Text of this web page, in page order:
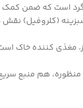
است که ضمن کمک
(کلروفیل) نقش
مغذی کننده خاک
هم منبع